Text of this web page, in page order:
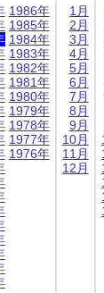
1986年
1985年
1984年
1983年
1982年
1981年
1980年
1979年
1978年
1977年
1976年
1月
2月
3月
4月
5月
6月
7月
8月
9月
10月
11月
12月